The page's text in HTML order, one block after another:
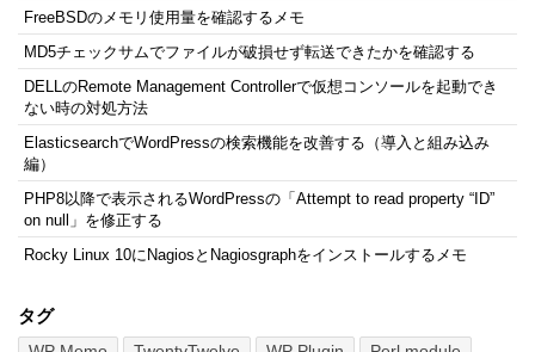
FreeBSDのメモリ使用量を確認するメモ
MD5チェックサムでファイルが破損せず転送できたかを確認する
DELLのRemote Management Controllerで仮想コンソールを起動でき
ない時の対処方法
ElasticsearchでWordPressの検索機能を改善する（導入と組み込み
編）
PHP8以降で表示されるWordPressの「Attempt to read property “ID”
on null」を修正する
Rocky Linux 10にNagiosとNagiosgraphをインストールするメモ
タグ